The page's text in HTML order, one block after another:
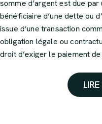
somme d’argent est due par
bénéficiaire d’une dette ou
issue d’une transaction
obligation légale ou
droit d’exiger le paiement